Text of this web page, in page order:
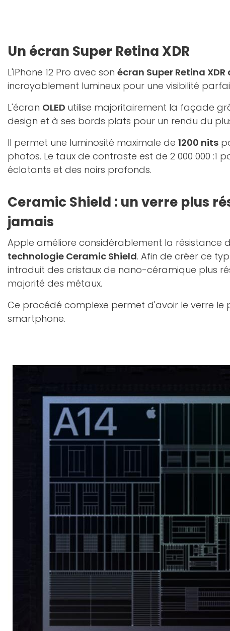
Un écran Super Retina XDR
L'iPhone 12 Pro avec son écran Super Retina XDR
incroyablement lumineux pour une visibilité
L'écran OLED utilise majoritairement la façade
design et à ses bords plats pour un rendu du
Il permet une luminosité maximale de 1200 nits
photos. Le taux de contraste est de 2 000 000 :1
éclatants et des noirs profonds.
Ceramic Shield : un verre plus
jamais
Apple améliore considérablement la résistance
technologie Ceramic Shield. Afin de créer ce
introduit des cristaux de nano-céramique plus
majorité des métaux.
Ce procédé complexe permet d'avoir le verre le
smartphone.